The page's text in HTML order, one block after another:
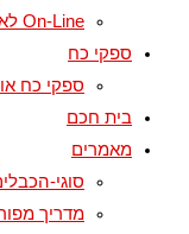
On-Line לארונות תקשורת
ספקי כח
ספקי כח
בית חכם
מאמרים
סוגי-
מדריך